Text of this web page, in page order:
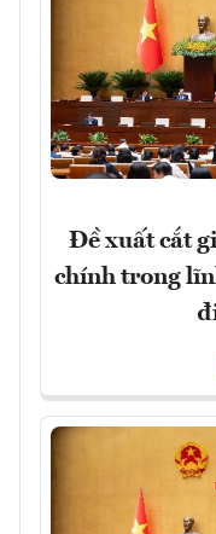
Đề xuất cắt
chính trong